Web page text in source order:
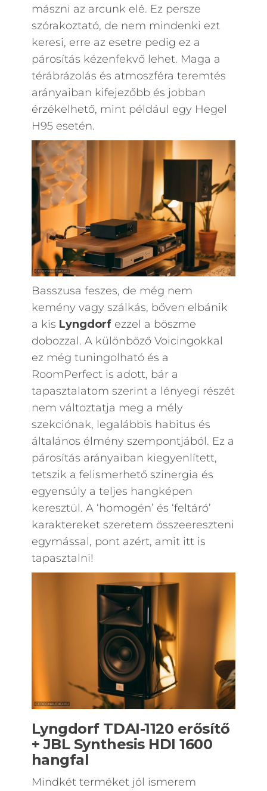
mászni az arcunk elé. Ez persze
szórakoztató, de nem mindenki ezt
keresi, erre az esetre pedig ez a
párosítás kézenfekvő lehet. Maga a
térábrázolás és atmoszféra teremtés
arányaiban kifejezőbb és jobban
érzékelhető, mint például egy Hegel
H95 esetén.
Basszusa feszes, de még nem
kemény vagy szálkás, bőven elbánik
a kis Lyngdorfezzel a böszme
dobozzal. A különböző Voicingokkal
ez még tuningolható és a
RoomPerfect is adott, bár a
tapasztalatom szerint a lényegi részét
nem változtatja meg a mély
szekciónak, legalábbis habitus és
általános élmény szempontjából. Ez a
párosítás arányaiban kiegyenlített,
tetszik a felismerhető szinergia és
egyensúly a teljes hangképen
keresztül. A ‘homogén’ és ‘feltáró’
karaktereket szeretem összeereszteni
egymással, pont azért, amit itt is
tapasztalni!
Lyngdorf TDAI-1120 erősítő
+ JBL Synthesis HDI 1600
hangfal
Mindkét terméket jól ismerem